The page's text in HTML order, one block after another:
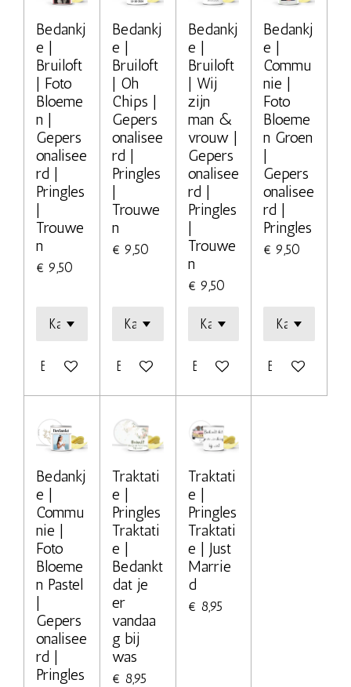
Bedankj
e |
Bruiloft
| Foto
Bloeme
n |
Gepers
onalisee
rd |
Pringles
|
Trouwe
n
€ 9,50
Bekijk details
Bedankj
e |
Bruiloft
| Oh
Chips |
Gepers
onalisee
rd |
Pringles
|
Trouwe
n
€ 9,50
Bekijk details
Bedankj
e |
Bruiloft
| Wij
zijn
man &
vrouw |
Gepers
onalisee
rd |
Pringles
|
Trouwe
n
€ 9,50
Bekijk details
Bedankj
e |
Commu
nie |
Foto
Bloeme
n Groen
|
Gepers
onalisee
rd |
Pringles
€ 9,50
Bekijk details
Bedankj
e |
Commu
nie |
Foto
Bloeme
n Pastel
|
Gepers
onalisee
rd |
Pringles
Traktati
e |
Pringles
Traktati
e |
Bedankt
dat je
er
vandaa
g bij
was
€ 8,95
Traktati
e |
Pringles
Traktati
e | Just
Marrie
d
€ 8,95